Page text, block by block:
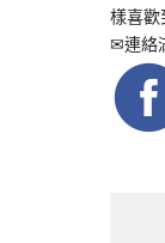
樣喜歡
✉連絡